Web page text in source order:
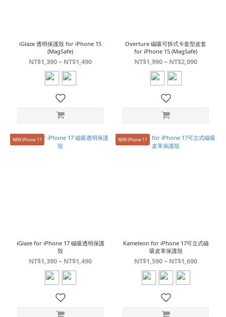
iGlaze 透明保護殼 for iPhone 15
(MagSafe)
NT$1,390 ~ NT$1,490
Overture 磁吸可拆式卡套型皮套
for iPhone 15 (MagSafe)
NT$1,990 ~ NT$2,090
NEW iPhone 17
iGlaze for iPhone 17 磁吸透明保護
殼
NT$1,390 ~ NT$1,490
NEW iPhone 17
Kameleon for iPhone 17可立式磁
吸皮革保護殼
NT$1,590 ~ NT$1,690